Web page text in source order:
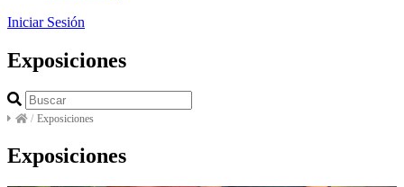
Iniciar Sesión
Exposiciones
/ Exposiciones
Exposiciones